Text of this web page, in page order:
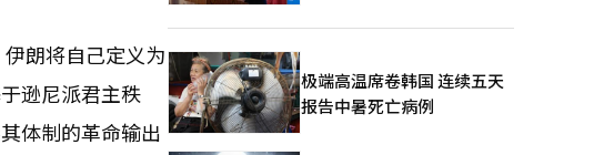
朗将自己定义为
逊尼派君主秩
体制的革命输出
极端高温席卷韩国 连续五天
报告中暑死亡病例